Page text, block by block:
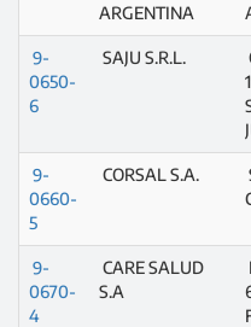
ARGENTINA
9-
0650-
6
SAJU S.R.L.
9-
0660-
5
CORSAL S.A.
9-
0670-
4
CARE SALUD
S.A